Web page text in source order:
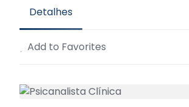
Detalhes
Add to Favorites